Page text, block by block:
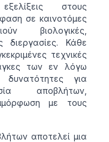
στους
σε καινοτόμες
βιολογικές,
διεργασίες. Κάθε
τεχνικές
των εν λόγω
δυνατότητες για
αποβλήτων,
με τους
αποτελεί μια